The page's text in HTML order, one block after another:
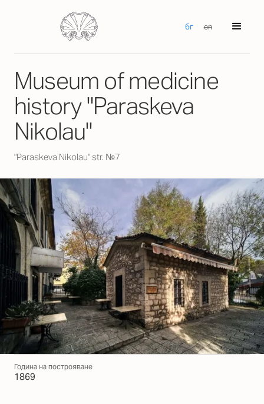
бг en
Museum of medicine
history "Paraskeva
Nikolau"
"Paraskeva Nikolau" str. №7
Година на построяване
1869